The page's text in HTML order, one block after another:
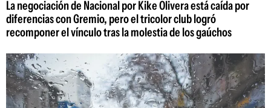
La negociación de Nacional por Kike Olivera está caída por
diferencias con Gremio, pero el tricolor club logró
recomponer el vínculo tras la molestia de los gaúchos